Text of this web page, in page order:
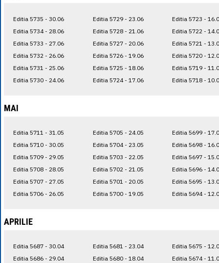
Editia 5735 - 30.06
Editia 5734 - 28.06
Editia 5733 - 27.06
Editia 5732 - 26.06
Editia 5731 - 25.06
Editia 5730 - 24.06
Editia 5729 - 23.06
Editia 5728 - 21.06
Editia 5727 - 20.06
Editia 5726 - 19.06
Editia 5725 - 18.06
Editia 5724 - 17.06
Editia 5723 -
Editia 5722 -
Editia 5721 -
Editia 5720 -
Editia 5719 -
Editia 5718 -
MAI
Editia 5711 - 31.05
Editia 5710 - 30.05
Editia 5709 - 29.05
Editia 5708 - 28.05
Editia 5707 - 27.05
Editia 5706 - 26.05
Editia 5705 - 24.05
Editia 5704 - 23.05
Editia 5703 - 22.05
Editia 5702 - 21.05
Editia 5701 - 20.05
Editia 5700 - 19.05
Editia 5699 -
Editia 5698 -
Editia 5697 -
Editia 5696 -
Editia 5695 -
Editia 5694 -
APRILIE
Editia 5687 - 30.04
Editia 5686 - 29.04
Editia 5681 - 23.04
Editia 5680 - 18.04
Editia 5675 -
Editia 5674 -